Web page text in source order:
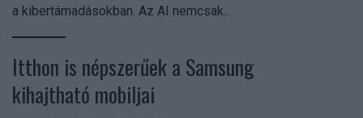
a kibertámadásokban. Az AI nemcsak...
Itthon is népszerűek a Samsung
kihajtható mobiljai